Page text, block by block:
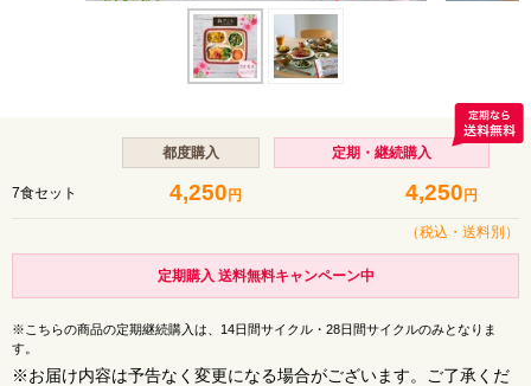
都度購入 定期・継続購入
7食セット 4,250 円 4,250 円
（税込・ 送料別 ）
定期購入 送料無料キャンペーン中
※こちらの商品の定期継続購入は、14日間サイクル・28日間サイクルのみとなりま
す。
※お届け内容は予告なく変更になる場合がございます。ご了承くだ